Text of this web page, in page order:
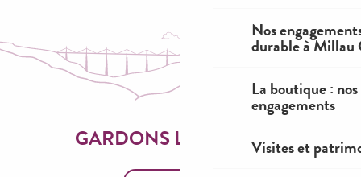
Nos
durable à Millau
La boutique :
engagements
Visites et
GARDONS LE CONTACT